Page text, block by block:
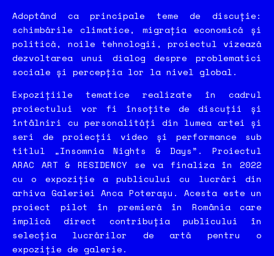
Adoptând ca principale teme de discuție:
schimbările climatice, migrația economică și
politică, noile tehnologii, proiectul vizează
dezvoltarea unui dialog despre problematici
sociale și percepția lor la nivel global.
Expozițiile tematice realizate în cadrul
proiectului vor fi însoțite de discuții și
întâlniri cu personalități din lumea artei și
seri de proiecții video și performance sub
titlul „Insomnia Nights & Days”. Proiectul
ARAC ART & RESIDENCY se va finaliza în 2022
cu o expoziție a publicului cu lucrări din
arhiva Galeriei Anca Poterașu. Acesta este un
proiect pilot în premieră în România care
implică direct contribuția publicului în
selecția lucrărilor de artă pentru o
expoziție de galerie.